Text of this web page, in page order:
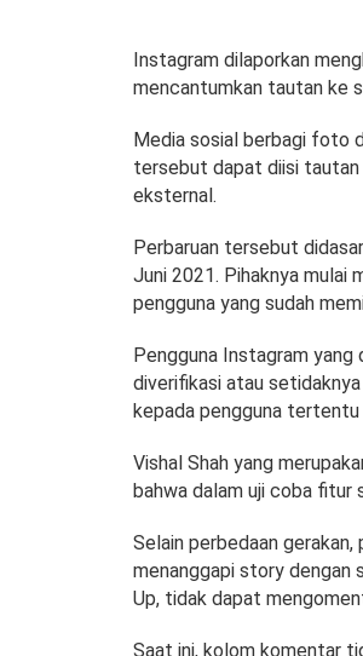
Instagram dilaporkan
mencantumkan tautan ke
Media sosial berbagi foto
tersebut dapat diisi tautan
eksternal.
Perbaruan tersebut
Juni 2021. Pihaknya mulai
pengguna yang sudah
Pengguna Instagram yang
diverifikasi atau
kepada pengguna tertentu
Vishal Shah yang
bahwa dalam uji coba fitur
Selain perbedaan
menanggapi story dengan
Up, tidak dapat
Saat ini, kolom komentar